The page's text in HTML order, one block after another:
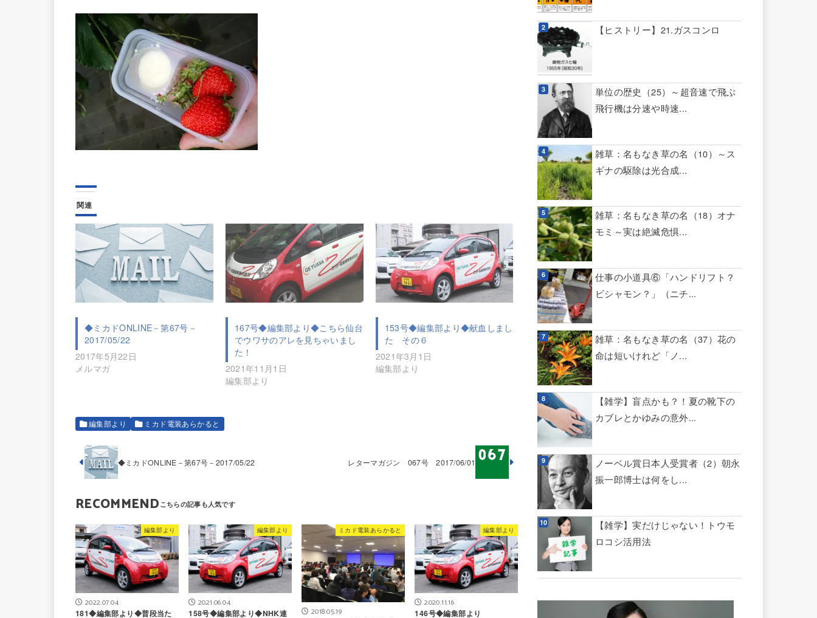
関連
◆ミカドONLINE－第67号－
2017/05/22
2017年5月22日
メルマガ
167号◆編集部より◆こちら仙台
でウワサのアレを見ちゃいまし
た！
2021年11月1日
編集部より
153号◆編集部より◆献血しまし
た その６
2021年3月1日
編集部より
編集部より ミカド電装あらかると
レターマガジン 067号 2017/06/01
◆ミカドONLINE－第67号－2017/05/22
RECOMMEND
編集部より
2022.07.04
181◆編集部より◆普段当た
編集部より
2021.06.04
158号◆編集部より◆NHK連
ミカド電装あらかると
2018.05.19
編集部より
2020.11.16
146号◆編集部より
【ヒストリー】21.ガスコンロ
単位の歴史（25）～超音速で飛ぶ
飛行機は分速や時速...
雑草：名もなき草の名（10）～ス
ギナの駆除は光合成...
雑草：名もなき草の名（18）オナ
モミ～実は絶滅危惧...
仕事の小道具⑥「ハンドリフト？
ビシャモン？」（ニチ...
雑草：名もなき草の名（37）花の
命は短いけれど「ノ...
【雑学】盲点かも？！夏の靴下の
カブレとかゆみの意外...
ノーベル賞日本人受賞者（2）朝永
振一郎博士は何をし...
【雑学】実だけじゃない！トウモ
ロコシ活用法